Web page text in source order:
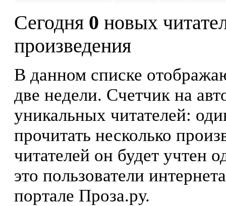
Сегодня 0 новых
произведения
В данном списке
две недели. Счетчик на
уникальных читателей:
прочитать несколько
читателей он будет учтен
это пользователи
портале Проза.ру.